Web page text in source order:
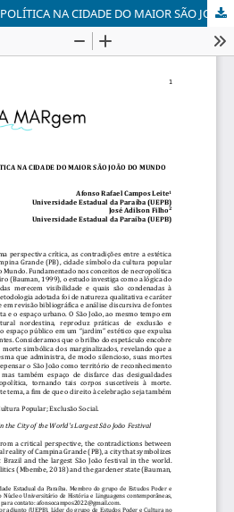
O FANTASMA DA NECROPOLÍTICA NA CIDADE DO MAIOR SÃO JOÃO DO MUNDO